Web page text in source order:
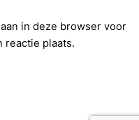
in deze browser voor
reactie plaats.